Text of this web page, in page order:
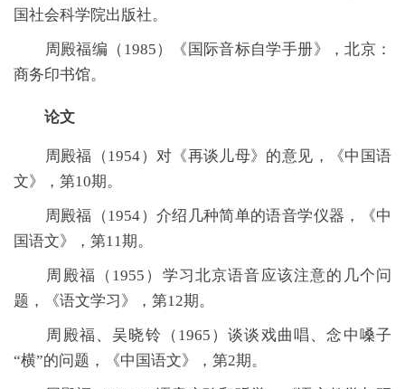
国社会科学院出版社。
周殿福编（ 1985）《国际音标自学手册》，北京：
商务印书馆。
论文
周殿福（1954）对《再谈儿母》的意见，《中国语
文》，第10期。
周殿福（1954）介绍几种简单的语音学仪器，《中
国语文》，第11期。
周殿福（ 1955）学习北京语音应该注意的几个问
题，《语文学习》，第12期。
周殿福、吴晓铃（ 1965）谈谈戏曲唱、念中嗓子
“横”的问题，《中国语文》，第2期。